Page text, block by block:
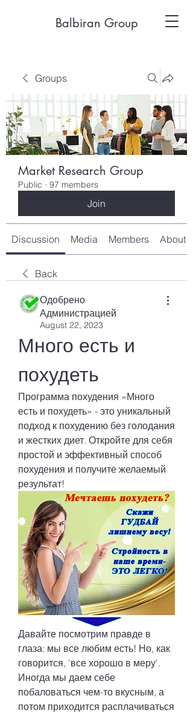
Balbiran Group
Groups
Market Research Group
Public · 97 members
Join
Discussion Media Members About
Back
Одобрено
Администрацией
August 22, 2023
Много есть и
похудеть
Программа похудения «Много
есть и похудеть» - это уникальный
подход к похудению без голодания
и жестких диет. Откройте для себя
простой и эффективный способ
похудения и получите желаемый
результат!
Давайте посмотрим правде в
глаза: мы все любим есть! Но, как
говорится, 'все хорошо в меру'.
Иногда мы даем себе
побаловаться чем-то вкусным, а
потом приходится расплачиваться